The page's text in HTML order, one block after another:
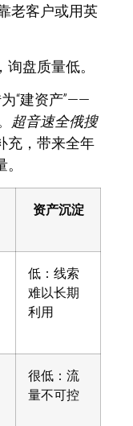
老客户或用英
盘质量低。
“建资产”——
超音速全俄搜
充，带来全年
资产沉淀
低：线索
难以长期
利用
很低：流
量不可控